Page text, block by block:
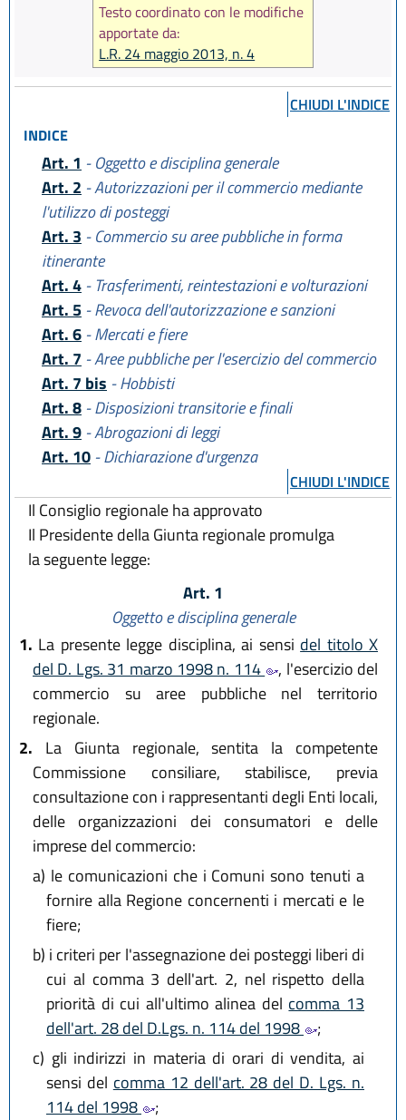
Testo coordinato con le modifiche
apportate da:
L.R. 24 maggio 2013, n. 4
CHIUDI L'INDICE
INDICE
Art. 1 - Oggetto e disciplina generale
Art. 2 - Autorizzazioni per il commercio mediante
l'utilizzo di posteggi
Art. 3 - Commercio su aree pubbliche in forma
itinerante
Art. 4 - Trasferimenti, reintestazioni e volturazioni
Art. 5 - Revoca dell'autorizzazione e sanzioni
Art. 6 - Mercati e fiere
Art. 7 - Aree pubbliche per l'esercizio del commercio
Art. 7 bis - Hobbisti
Art. 8 - Disposizioni transitorie e finali
Art. 9 - Abrogazioni di leggi
Art. 10 - Dichiarazione d'urgenza
CHIUDI L'INDICE
Il Consiglio regionale ha approvato
Il Presidente della Giunta regionale promulga
la seguente legge:
Art. 1
Oggetto e disciplina generale
1. La presente legge disciplina, ai sensi del titolo X
del D. Lgs. 31 marzo 1998 n. 114
, l'esercizio del
commercio su aree pubbliche nel territorio
regionale.
2. La Giunta regionale, sentita la competente
Commissione consiliare, stabilisce, previa
consultazione con i rappresentanti degli Enti locali,
delle organizzazioni dei consumatori e delle
imprese del commercio:
a) le comunicazioni che i Comuni sono tenuti a
fornire alla Regione concernenti i mercati e le
fiere;
b) i criteri per l'assegnazione dei posteggi liberi di
cui al comma 3 dell'art. 2, nel rispetto della
priorità di cui all'ultimo alinea del comma 13
dell'art. 28 del D.Lgs. n. 114 del 1998
;
c) gli indirizzi in materia di orari di vendita, ai
sensi del comma 12 dell'art. 28 del D. Lgs. n.
114 del 1998
;